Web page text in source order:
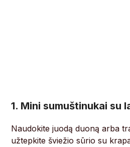
1. Mini sumuštinukai su
Naudokite juodą duoną arba
užtepkite šviežio sūrio su